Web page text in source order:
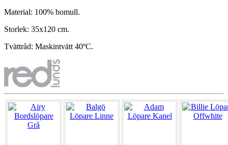
Material: 100% bomull.
Storlek: 35x120 cm.
Tvättråd: Maskintvätt 40ºC.